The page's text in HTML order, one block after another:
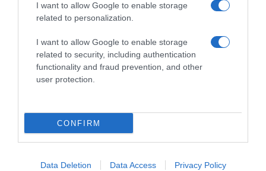
I want to allow Google to enable storage
related to personalization.
I want to allow Google to enable storage
related to security, including authentication
functionality and fraud prevention, and other
user protection.
CONFIRM
Data Deletion Data Access Privacy Policy